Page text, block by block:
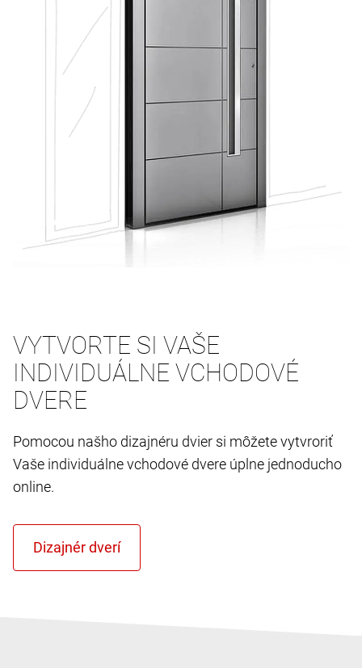
VYTVORTE SI VAŠE
INDIVIDUÁLNE VCHODOVÉ
DVERE
Pomocou našho dizajnéru dvier si môžete vytvroriť
Vaše individuálne vchodové dvere úplne jednoducho
online.